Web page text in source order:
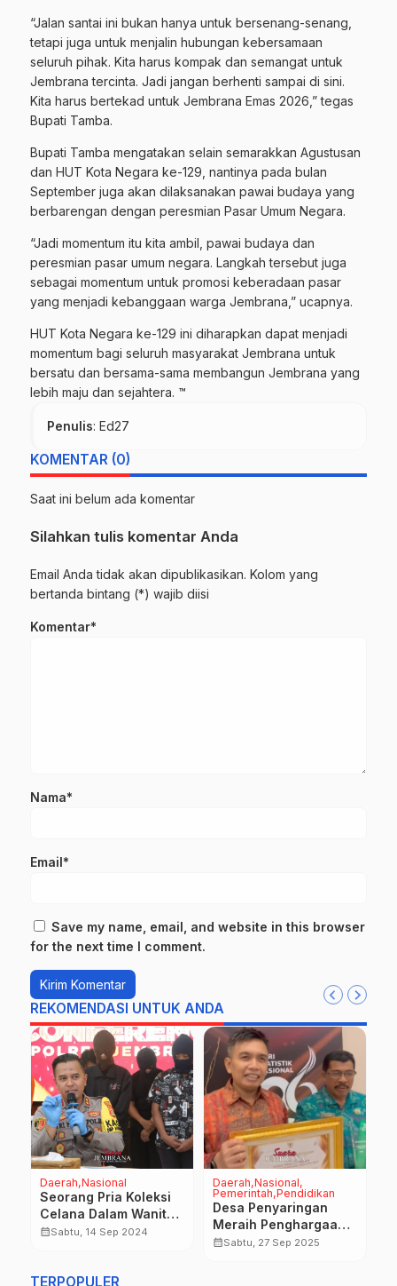
“Jalan santai ini bukan hanya untuk bersenang-senang,
tetapi juga untuk menjalin hubungan kebersamaan
seluruh pihak. Kita harus kompak dan semangat untuk
Jembrana tercinta. Jadi jangan berhenti sampai di sini.
Kita harus bertekad untuk Jembrana Emas 2026,” tegas
Bupati Tamba.
Bupati Tamba mengatakan selain semarakkan Agustusan
dan HUT Kota Negara ke-129, nantinya pada bulan
September juga akan dilaksanakan pawai budaya yang
berbarengan dengan peresmian Pasar Umum Negara.
“Jadi momentum itu kita ambil, pawai budaya dan
peresmian pasar umum negara. Langkah tersebut juga
sebagai momentum untuk promosi keberadaan pasar
yang menjadi kebanggaan warga Jembrana,” ucapnya.
HUT Kota Negara ke-129 ini diharapkan dapat menjadi
momentum bagi seluruh masyarakat Jembrana untuk
bersatu dan bersama-sama membangun Jembrana yang
lebih maju dan sejahtera. ™
Penulis: Ed27
KOMENTAR (0)
Saat ini belum ada komentar
Silahkan tulis komentar Anda
Email Anda tidak akan dipublikasikan. Kolom yang
bertanda bintang (*) wajib diisi
Komentar*
Nama*
Email*
Save my name, email, and website in this browser
for the next time I comment.
REKOMENDASI UNTUK ANDA
Daerah Nasional
Seorang Pria Koleksi
Celana Dalam Wanita
Memiliki Sifat Kelainan
calendar_monthSabtu, 14 Sep 2024
Daerah Nasional
Pemerintah Pendidikan
Desa Penyaringan
Meraih Penghargaan
Desa Cantik Terbaik
calendar_monthSabtu, 27 Sep 2025
TERPOPULER